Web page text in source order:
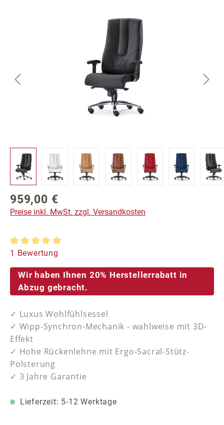
Regulärer Preis:
959,00 €
Preise inkl. MwSt. zzgl. Versandkosten
Durchschnittliche Bewertung von 5 von 5 Sternen
1 Bewertung
Wir haben Ihnen 20% Herstellerrabatt in
Abzug gebracht.
✓ Luxus Wohlfühlsessel
✓ Wipp-Synchron-Mechanik - wahlweise mit 3D-
Effekt
✓ Hohe Rückenlehne mit Ergo-Sacral-Stütz-
Polsterung
✓ 3 Jahre Garantie
Lieferzeit: 5-12 Werktage